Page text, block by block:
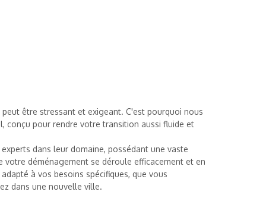
être stressant et exigeant. C'est pourquoi nous
conçu pour rendre votre transition aussi fluide et
dans leur domaine, possédant une vaste
déménagement se déroule efficacement et en
à vos besoins spécifiques, que vous
dans une nouvelle ville.